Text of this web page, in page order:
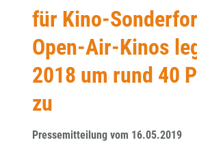
für Kino-
Open-Air-Kinos
2018 um rund 40
zu
Pressemitteilung vom 16.05.2019